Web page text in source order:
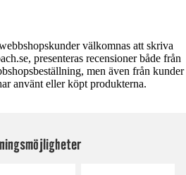
välkomnas att skriva
presenteras recensioner både från
men även från kunder
använt eller köpt produkterna.